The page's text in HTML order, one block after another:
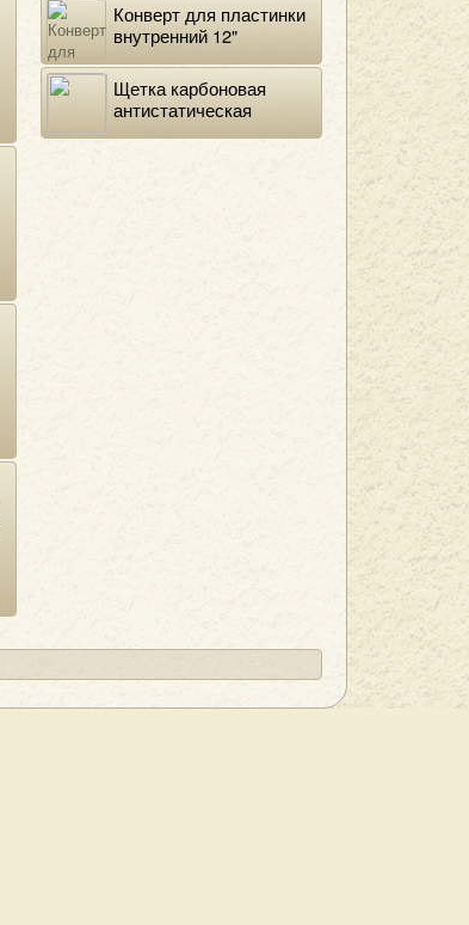
Конверт для пластинки
внутренний 12"
Щетка карбоновая
антистатическая